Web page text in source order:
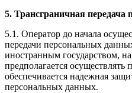
5. Трансграничная
5.1. Оператор до начала
передачи персональных
иностранным государством,
предполагается
обеспечивается надежная
персональных данных.